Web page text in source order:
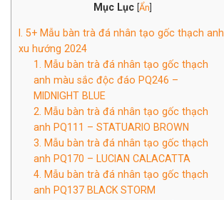
Mục Lục [Ẩn]
I. 5+ Mẫu bàn trà đá nhân tạo gốc thạch anh
xu hướng 2024
1. Mẫu bàn trà đá nhân tạo gốc thạch
anh màu sắc độc đáo PQ246 –
MIDNIGHT BLUE
2. Mẫu bàn trà đá nhân tạo gốc thạch
anh PQ111 – STATUARIO BROWN
3. Mẫu bàn trà đá nhân tạo gốc thạch
anh PQ170 – LUCIAN CALACATTA
4. Mẫu bàn trà đá nhân tạo gốc thạch
anh PQ137 BLACK STORM